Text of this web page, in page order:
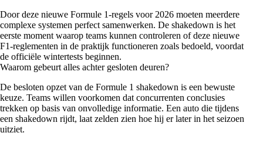
Door deze nieuwe Formule 1-regels voor 2026 moeten meerdere
complexe systemen perfect samenwerken. De shakedown is het
eerste moment waarop teams kunnen controleren of deze nieuwe
F1-reglementen in de praktijk functioneren zoals bedoeld, voordat
de officiële wintertests beginnen.
Waarom gebeurt alles achter gesloten deuren?
De besloten opzet van de Formule 1 shakedown is een bewuste
keuze. Teams willen voorkomen dat concurrenten conclusies
trekken op basis van onvolledige informatie. Een auto die tijdens
een shakedown rijdt, laat zelden zien hoe hij er later in het seizoen
uitziet.